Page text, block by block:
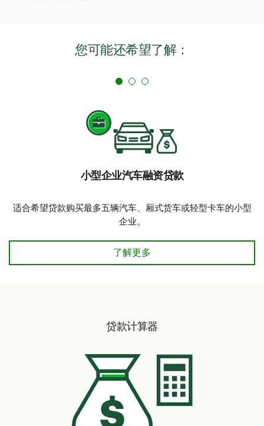
您可能还希望了解：
小型企业汽车融资贷款
适合希望贷款购买最多五辆汽车、厢式货车或轻型卡车的小型
企业。
小型企业汽车融资贷款
了解更多
贷款计算器